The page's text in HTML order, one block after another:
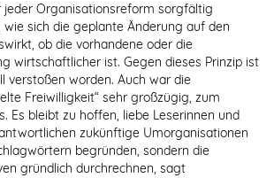
jeder Organisationsreform sorgfältig
sich die geplante Änderung auf den
ob die vorhandene oder die
wirtschaftlicher ist. Gegen dieses Prinzip ist
verstoßen worden. Auch war die
Freiwilligkeit“ sehr großzügig, zum
Es bleibt zu hoffen, liebe Leserinnen und
zukünftige Umorganisationen
begründen, sondern die
gründlich durchrechnen, sagt